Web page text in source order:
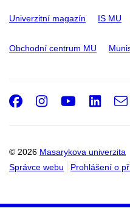
Univerzitní magazín IS MU
Obchodní centrum MU
© 2026 Masarykova univerzita
Správce webu
Prohlášení o
Facebook
Instagram